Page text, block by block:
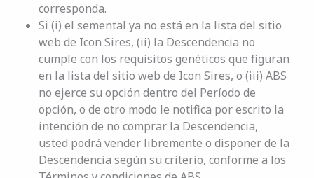
corresponda.
Si (i) el semental ya no está en la lista del sitio
web de Icon Sires, (ii) la Descendencia no
cumple con los requisitos genéticos que figuran
en la lista del sitio web de Icon Sires, o (iii) ABS
no ejerce su opción dentro del Período de
opción, o de otro modo le notifica por escrito la
intención de no comprar la Descendencia,
usted podrá vender libremente o disponer de la
Descendencia según su criterio, conforme a los